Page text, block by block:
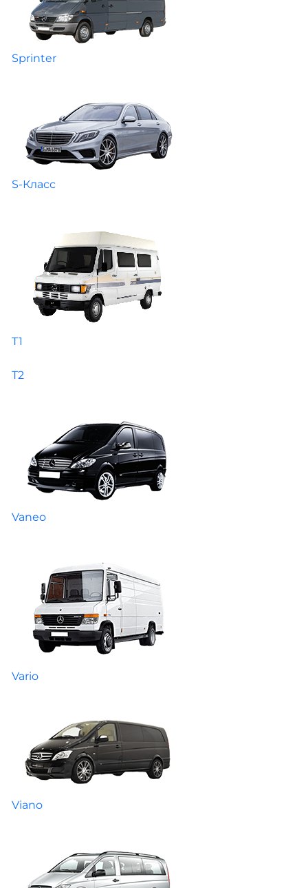
Sprinter
S-Класс
T1
T2
Vaneo
Vario
Viano